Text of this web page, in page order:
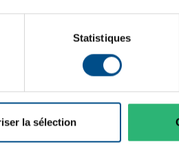
Statistiques
la sélection
Cœurs de processeur:
Connectique:
Programme de partenariat:
Puce graphique intégrée: